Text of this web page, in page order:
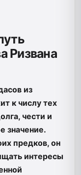
Ризвана
из
к числу тех
чести и
значение.
предков, он
интересы